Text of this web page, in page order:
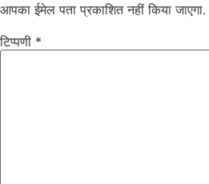
आपका ईमेल पता प्रकाशित नहीं किया जाएगा.
टिप्पणी *